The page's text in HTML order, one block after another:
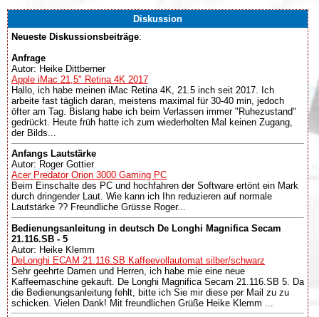
Diskussion
Neueste Diskussionsbeiträge:
Anfrage
Autor: Heike Dittberner
Apple iMac 21,5" Retina 4K 2017
Hallo, ich habe meinen iMac Retina 4K, 21.5 inch seit 2017. Ich
arbeite fast täglich daran, meistens maximal für 30-40 min, jedoch
öfter am Tag. Bislang habe ich beim Verlassen immer "Ruhezustand"
gedrückt. Heute früh hatte ich zum wiederholten Mal keinen Zugang,
der Bilds...
Anfangs Lautstärke
Autor: Roger Gottier
Acer Predator Orion 3000 Gaming PC
Beim Einschalte des PC und hochfahren der Software ertönt ein Mark
durch dringender Laut. Wie kann ich Ihn reduzieren auf normale
Lautstärke ?? Freundliche Grüsse Roger...
Bedienungsanleitung in deutsch De Longhi Magnifica Secam
21.116.SB - 5
Autor: Heike Klemm
DeLonghi ECAM 21.116.SB Kaffeevollautomat silber/schwarz
Sehr geehrte Damen und Herren, ich habe mie eine neue
Kaffeemaschine gekauft. De Longhi Magnifica Secam 21.116.SB 5. Da
die Bedienungsanleitung fehlt, bitte ich Sie mir diese per Mail zu zu
schicken. Vielen Dank! Mit freundlichen Grüße Heike Klemm ...